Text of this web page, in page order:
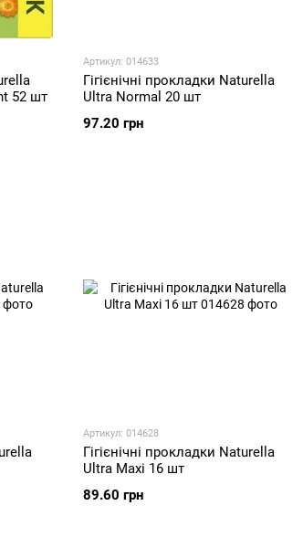
52 шт
Артикул: 014633
Гігієнічні прокладки Naturella
Ultra Normal 20 шт
97.20 грн
Артикул: 014628
Гігієнічні прокладки Naturella
Ultra Maxi 16 шт
89.60 грн